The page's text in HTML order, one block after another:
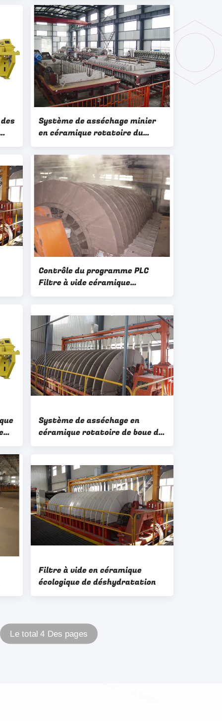
de déshydratation
Système de asséchage minier
en céramique rotatoire du
filtre à disques 60 M2 de vide
de boue de minerai de fer
Contrôle du programme PLC
Filtre à vide céramique
Concentrées Déshydratation
minier
Système de asséchage en
céramique rotatoire de boue de
secteur du filtre à disques
d'exploitation minière
Filtre à vide en céramique
écologique de déshydratation
Le total 4 Des pages